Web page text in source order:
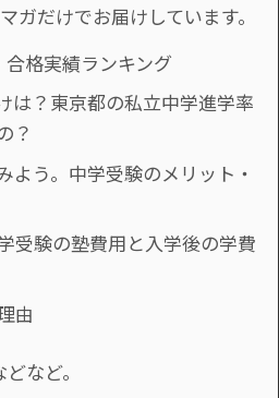
ガだけでお届けしています。
格実績ランキング
は？東京都の私立中学進学率
？
よう。中学受験のメリット・
受験の塾費用と入学後の学費
由
どなど。